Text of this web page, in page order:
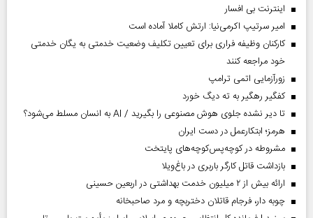
اینترنت بی افسار
امیر سرتیپ اکرمی‌نیا: ارتش کاملا آماده است
کارکنان وظیفه فراری برای تعیین تکلیف وضعیت خدمتی به یگان خدمتی
خود مراجعه کنند
زورآزمایی اتمی ترامپ
کفگیر رهگیر به ته دیگ خورد
تا دیر نشده جلوی هوش مصنوعی را بگیرید / AI به انسان مسلط می‌شود؟
هرمز؛ ابتکارعمل در دست ایران
مشروطه در کوچه‌پس‌کوچه‌های پایتخت
بازداشت قاتل کارگر باربری در باغ‌ویلا
ارائه بیش از ۲ میلیون خدمت بهداشتی در اربعین حسینی
چوبه دار، فرجام قاتلان دختربچه و مرد صاحبخانه